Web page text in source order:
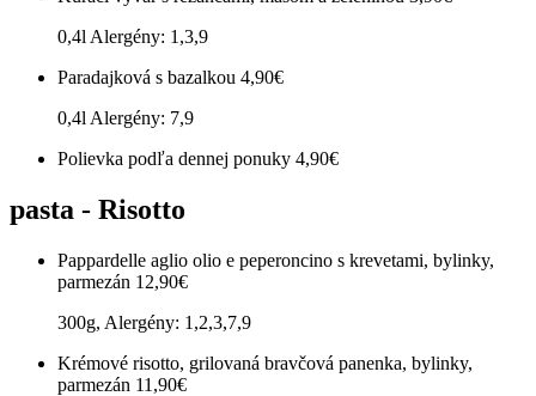
0,4l Alergény: 1,3,9
Paradajková s bazalkou 4,90€
0,4l Alergény: 7,9
Polievka podľa dennej ponuky 4,90€
pasta - Risotto
Pappardelle aglio olio e peperoncino s krevetami, bylinky,
parmezán 12,90€
300g, Alergény: 1,2,3,7,9
Krémové risotto, grilovaná bravčová panenka, bylinky,
parmezán 11,90€